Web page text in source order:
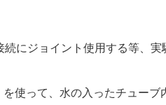
にジョイント使用する等、
使って、水の入ったチューブ